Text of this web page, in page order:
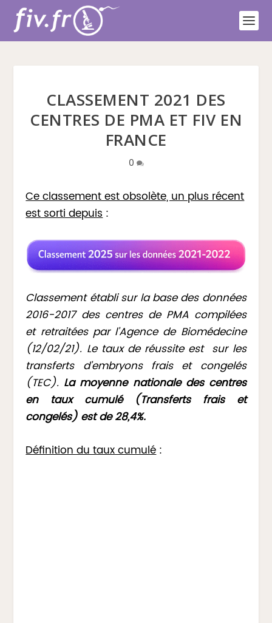
CLASSEMENT 2021 DES
CENTRES DE PMA ET FIV EN
FRANCE
0
Ce classement est obsolète, un plus récent
est sorti depuis:
Classement établi sur la base des données
2016-2017 des centres de PMA compilées
et retraitées par l’Agence de Biomédecine
(12/02/21). Le taux de réussite est sur les
transferts d’embryons frais et congelés
(TEC). La moyenne nationale des centres
en taux cumulé (Transferts frais et
congelés) est de 28,4%.
Définition du taux cumulé: